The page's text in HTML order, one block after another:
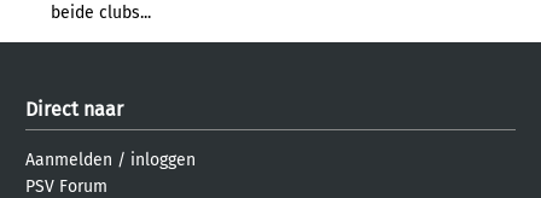
beide clubs...
Direct naar
Aanmelden / inloggen
PSV Forum